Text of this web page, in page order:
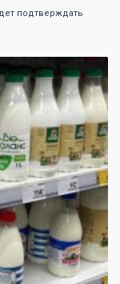
подтверждать
0